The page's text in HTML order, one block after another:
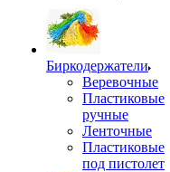
Биркодержатели
Веревочные
Пластиковые
ручные
Ленточные
Пластиковые
под пистолет